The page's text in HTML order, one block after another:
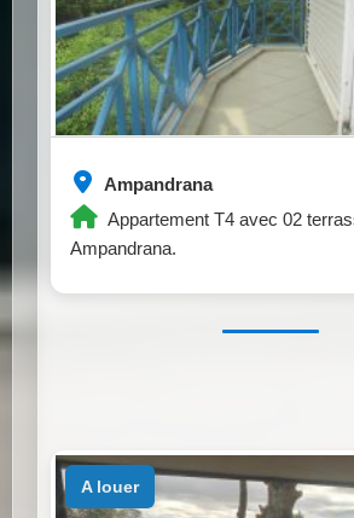
Ampandrana
Appartement T4 avec 02
Ampandrana.
a louer